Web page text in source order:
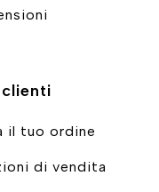
il tuo ordine
di vendita